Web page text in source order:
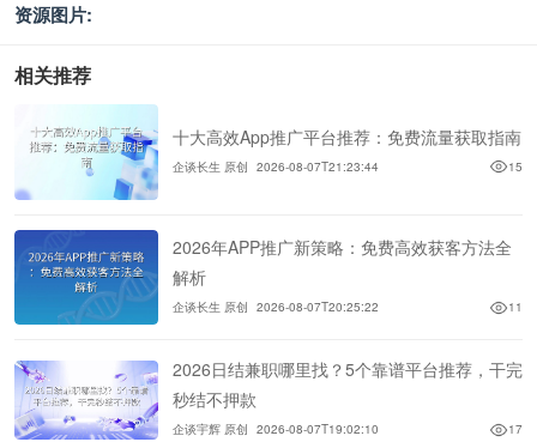
资源图片:
相关推荐
十大高效App推广平台推荐：免费流量获取指南
企谈长生 原创 2026-08-07T21:23:44 15
2026年APP推广新策略：免费高效获客方法全
解析
企谈长生 原创 2026-08-07T20:25:22 11
2026日结兼职哪里找？5个靠谱平台推荐，干完
秒结不押款
企谈宇辉 原创 2026-08-07T19:02:10 17